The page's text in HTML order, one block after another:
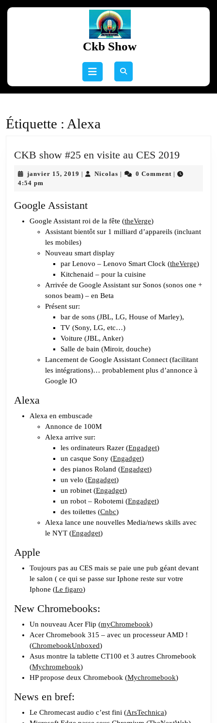
Ckb Show
Open
Étiquette : Alexa
CKB show #25 en visite au CES 2019
#25
CES
janvier 15, 2019 janvierNicolas Nicolas0 Comment
4:54 pm
Google Assistant
Google Assistant roi de la fête (theVerge)
Assistant bientôt sur 1 milliard d’appareils (incluant
les mobiles)
Nouveau smart display
par Lenovo – Lenovo Smart Clock (theVerge)
Kitchenaid – pour la cuisine
Arrivée de Google Assistant sur Sonos (sonos one +
sonos beam) – en Beta
Présent sur:
bar de sons (JBL, LG, House of Marley),
TV (Sony, LG, etc…)
Voiture (JBL, Anker)
Salle de bain (Miroir, douche)
Lancement de Google Assistant Connect (facilitant
les intégrations)… probablement plus d’annonce à
Google IO
Alexa
Alexa en embuscade
Annonce de 100M
Alexa arrive sur:
les ordinateurs Razer (Engadget)
un casque Sony (Engadget)
des pianos Roland (Engadget)
un velo (Engadget)
un robinet (Engadget)
un robot – Robotemi (Engadget)
des toilettes (Cnbc)
Alexa lance une nouvelles Media/news skills avec
le NYT (Engadget)
Apple
Toujours pas au CES mais se paie une pub géant devant
le salon ( ce qui se passe sur Iphone reste sur votre
Iphone (Le figaro)
New Chromebooks:
Un nouveau Acer Flip (myChromebook)
Acer Chromebook 315 – avec un processeur AMD !
(ChromebookUnboxed)
Asus montre la tablette CT100 et 3 autres Chromebook
(Mychromebook)
HP propose deux Chromebook (Mychromebook)
News en bref:
Le Chromecast audio c’est fini (ArsTechnica)